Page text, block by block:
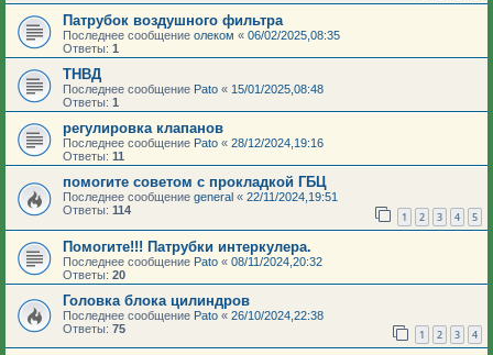
Патрубок воздушного фильтра
Последнее сообщение олеком « 06/02/2025,08:35
Ответы: 1
ТНВД
Последнее сообщение Pato « 15/01/2025,08:48
Ответы: 1
регулировка клапанов
Последнее сообщение Pato « 28/12/2024,19:16
Ответы: 11
помогите советом с прокладкой ГБЦ
Последнее сообщение general « 22/11/2024,19:51
Ответы: 114 1 2 3 4 5
Помогите!!! Патрубки интеркулера.
Последнее сообщение Pato « 08/11/2024,20:32
Ответы: 20
Головка блока цилиндров
Последнее сообщение Pato « 26/10/2024,22:38
Ответы: 75 1 2 3 4